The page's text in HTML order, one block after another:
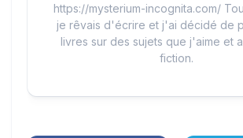
https://mysterium-incognita.com/
je rêvais d'écrire et j'ai décidé de
livres sur des sujets que j'aime et
fiction.